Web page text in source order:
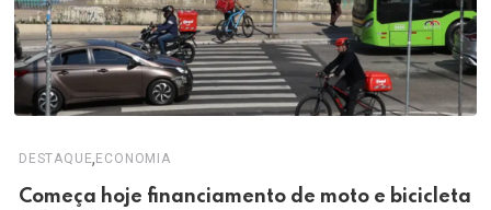
DESTAQUE, ECONOMIA
Começa hoje financiamento de moto e bicicleta